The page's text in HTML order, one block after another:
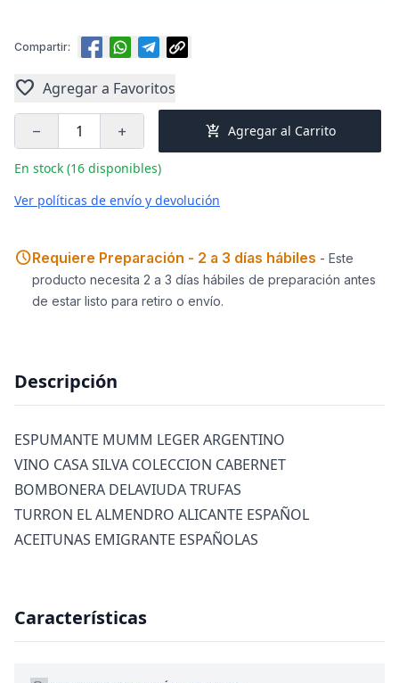
Compartir:
favorite Agregar a Favoritos
remove add add_shopping_cart Agregar al Carrito
En stock (16 disponibles)
Ver políticas de envío y devolución
scheduleRequiere Preparación - 2 a 3 días hábiles - Este
producto necesita 2 a 3 días hábiles de preparación antes
de estar listo para retiro o envío.
Descripción
ESPUMANTE MUMM LEGER ARGENTINO
VINO CASA SILVA COLECCION CABERNET
BOMBONERA DELAVIUDA TRUFAS
TURRON EL ALMENDRO ALICANTE ESPAÑOL
ACEITUNAS EMIGRANTE ESPAÑOLAS
Características